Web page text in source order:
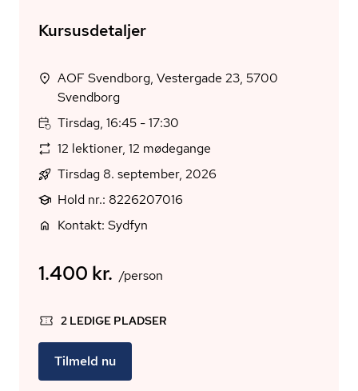
Kursusdetaljer
AOF Svendborg, Vestergade 23, 5700
Svendborg
Tirsdag, 16:45 - 17:30
12 lektioner, 12 mødegange
Tirsdag 8. september, 2026
Hold nr.: 8226207016
Kontakt: Sydfyn
1.400 kr. /person
2 LEDIGE PLADSER
Tilmeld nu